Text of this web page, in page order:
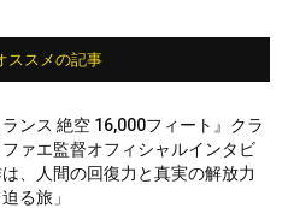
ススメの記事
ランス 絶空 16,000フィート』クラ
ァエ監督オフィシャルインタビ
、人間の回復力と真実の解放力
る旅」